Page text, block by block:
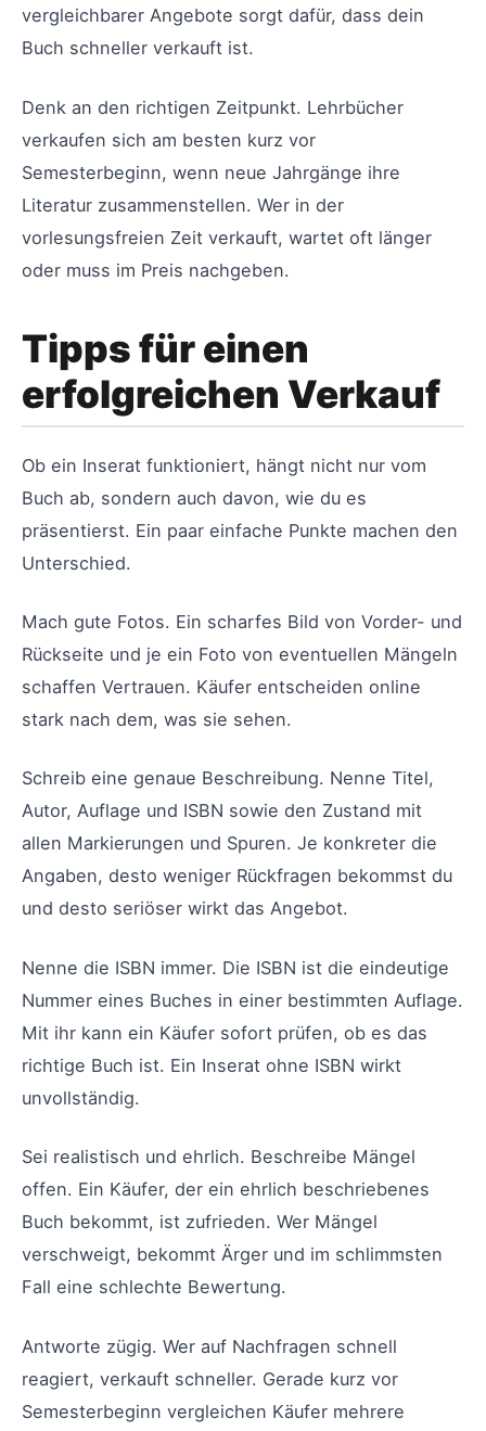
vergleichbarer Angebote sorgt dafür, dass dein
Buch schneller verkauft ist.
Denk an den richtigen Zeitpunkt. Lehrbücher
verkaufen sich am besten kurz vor
Semesterbeginn, wenn neue Jahrgänge ihre
Literatur zusammenstellen. Wer in der
vorlesungsfreien Zeit verkauft, wartet oft länger
oder muss im Preis nachgeben.
Tipps für einen
erfolgreichen Verkauf
Ob ein Inserat funktioniert, hängt nicht nur vom
Buch ab, sondern auch davon, wie du es
präsentierst. Ein paar einfache Punkte machen den
Unterschied.
Mach gute Fotos. Ein scharfes Bild von Vorder- und
Rückseite und je ein Foto von eventuellen Mängeln
schaffen Vertrauen. Käufer entscheiden online
stark nach dem, was sie sehen.
Schreib eine genaue Beschreibung. Nenne Titel,
Autor, Auflage und ISBN sowie den Zustand mit
allen Markierungen und Spuren. Je konkreter die
Angaben, desto weniger Rückfragen bekommst du
und desto seriöser wirkt das Angebot.
Nenne die ISBN immer. Die ISBN ist die eindeutige
Nummer eines Buches in einer bestimmten Auflage.
Mit ihr kann ein Käufer sofort prüfen, ob es das
richtige Buch ist. Ein Inserat ohne ISBN wirkt
unvollständig.
Sei realistisch und ehrlich. Beschreibe Mängel
offen. Ein Käufer, der ein ehrlich beschriebenes
Buch bekommt, ist zufrieden. Wer Mängel
verschweigt, bekommt Ärger und im schlimmsten
Fall eine schlechte Bewertung.
Antworte zügig. Wer auf Nachfragen schnell
reagiert, verkauft schneller. Gerade kurz vor
Semesterbeginn vergleichen Käufer mehrere